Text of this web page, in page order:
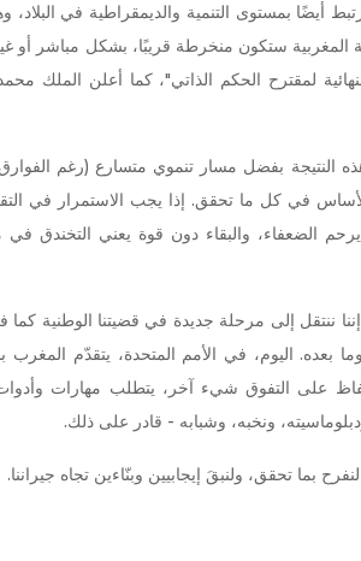
أيضًا بمستوى التنمية والديمقراطية في
المغربية ستكون منخرطة قريبًا، بشكل مباشر
لمقترح الحكم الذاتي"، كما أعلن الملك
النتيجة بفضل مسار تنموي متسارع (رغم
في كل ما تحقق. إذا يجب الاستمرار في
يرحم الضعفاء، والبقاء دون قوة يعني التخندق
ننتقل إلى مرحلة جديدة في قضيتنا الوطنية كما
31 أكتوبر 2025 وما بعده. اليوم، في الأمم المتحدة،
على التفوق شيء آخر، يتطلب مهارات
ونخبه، وشبابه - قادر على ذلك.
بما تحقق، ولنبقَ إيجابيين وبنّاءين تجاه جيراننا.